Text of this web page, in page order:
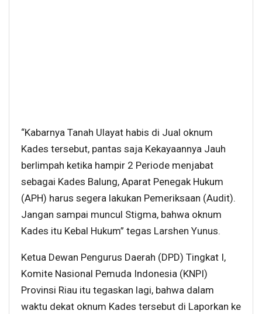
“Kabarnya Tanah Ulayat habis di Jual oknum
Kades tersebut, pantas saja Kekayaannya Jauh
berlimpah ketika hampir 2 Periode menjabat
sebagai Kades Balung, Aparat Penegak Hukum
(APH) harus segera lakukan Pemeriksaan (Audit).
Jangan sampai muncul Stigma, bahwa oknum
Kades itu Kebal Hukum” tegas Larshen Yunus.
Ketua Dewan Pengurus Daerah (DPD) Tingkat I,
Komite Nasional Pemuda Indonesia (KNPI)
Provinsi Riau itu tegaskan lagi, bahwa dalam
waktu dekat oknum Kades tersebut di Laporkan ke